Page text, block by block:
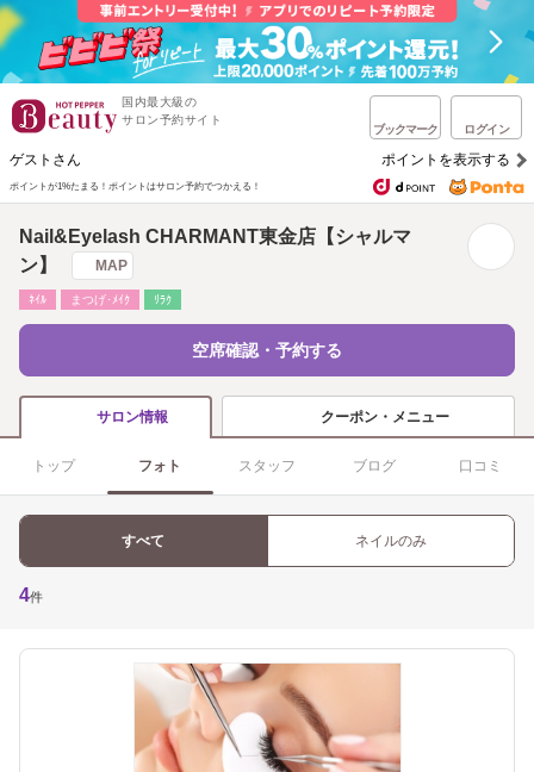
国内最大級の
サロン予約サイト
ブックマーク ログイン
ゲストさん ポイントを表示する
ポイントが1%たまる！ ポイントはサロン予約でつかえる！
Nail&Eyelash CHARMANT東金店【シャルマ
ン】
MAP
ﾈｲﾙ まつげ･ﾒｲｸ ﾘﾗｸ
空席確認・予約する
サロン情報 クーポン・メニュー
トップ フォト スタッフ ブログ 口コミ
すべて ネイルのみ
4件